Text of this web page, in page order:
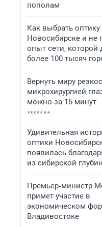
пополам
Как выбрать оптику
Новосибирске и не
опыт сети, которой
более 100 тысяч
Вернуть миру
микрохирургией
можно за 15 минут
Удивительная
оптики
появилась
из сибирской
Премьер‑министр
примет участие в
экономическом
Владивостоке